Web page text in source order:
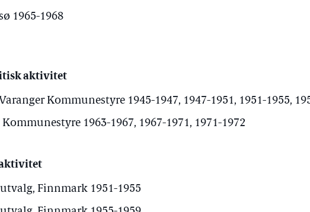
1965-1968
aktivitet
Kommunestyre 1945-1947, 1947-1951, 1951-1955,
1963-1967, 1967-1971, 1971-1972
Finnmark 1951-1955